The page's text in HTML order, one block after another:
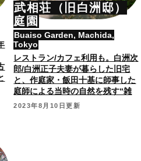
武相荘（旧白洲邸）
庭園
Buaiso Garden, Machida,
Tokyo
レストラン/カフェ利用も。白洲次
郎/白洲正子夫妻が暮らした旧宅
と、作庭家・飯田十基に師事した
庭師による当時の自然を残す“雑
木の庭”。町田市指定史跡。
2023年8月10日更新